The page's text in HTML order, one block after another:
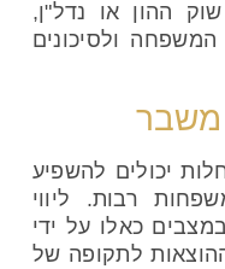
ההון או נדל"ן,
ולסיכונים
משבר
יכולים להשפיע
רבות. ליווי
כאלו על ידי
לתקופה של